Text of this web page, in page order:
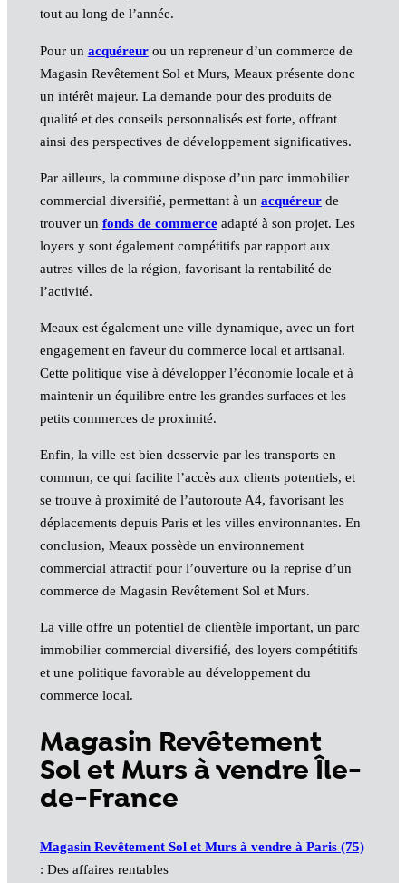
tout au long de l’année.
Pour un acquéreurou un repreneur d’un commerce de
Magasin Revêtement Sol et Murs, Meaux présente donc
un intérêt majeur. La demande pour des produits de
qualité et des conseils personnalisés est forte, offrant
ainsi des perspectives de développement significatives.
Par ailleurs, la commune dispose d’un parc immobilier
commercial diversifié, permettant à un acquéreurde
trouver un fonds de commerceadapté à son projet. Les
loyers y sont également compétitifs par rapport aux
autres villes de la région, favorisant la rentabilité de
l’activité.
Meaux est également une ville dynamique, avec un fort
engagement en faveur du commerce local et artisanal.
Cette politique vise à développer l’économie locale et à
maintenir un équilibre entre les grandes surfaces et les
petits commerces de proximité.
Enfin, la ville est bien desservie par les transports en
commun, ce qui facilite l’accès aux clients potentiels, et
se trouve à proximité de l’autoroute A4, favorisant les
déplacements depuis Paris et les villes environnantes. En
conclusion, Meaux possède un environnement
commercial attractif pour l’ouverture ou la reprise d’un
commerce de Magasin Revêtement Sol et Murs.
La ville offre un potentiel de clientèle important, un parc
immobilier commercial diversifié, des loyers compétitifs
et une politique favorable au développement du
commerce local.
Magasin Revêtement
Sol et Murs à vendre Île-
de-France
Magasin Revêtement Sol et Murs à vendre à Paris (75)
: Des affaires rentables